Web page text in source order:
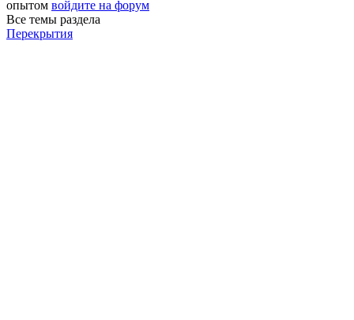
опытом войдите на форум
Все темы раздела
Перекрытия